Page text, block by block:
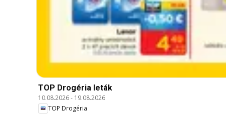
TOP Drogéria leták
10.08.2026- 19.08.2026
TOP Drogéria